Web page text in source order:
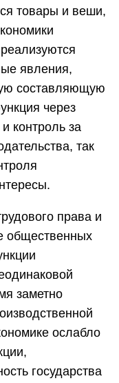
товары и веши,
явления,
составляющую
через
контроль за
так
права и
общественных
заметно
ослабло
государства